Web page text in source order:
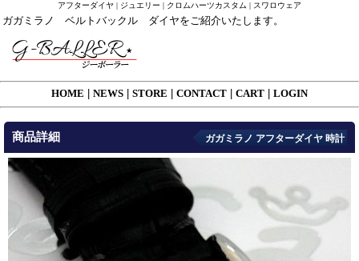
アフターダイヤ | ジュエリー | クロムハーツカスタム | スワロウェア
ガガミラノ ベルトバックル ダイヤをご紹介いたします。
HOME NEWS STORE CONTACT CART LOGIN
商品詳細 ガガミラノ アフターダイヤ 時計